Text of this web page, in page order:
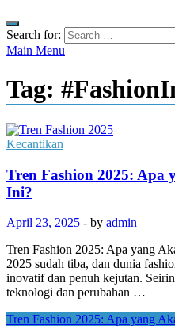
Search for:
Main Menu
Tag:
Kecantikan
Tren Fashion 2025: Apa
Ini?
April 23, 2025 - by admin
Tren Fashion 2025: Apa yang
2025 sudah tiba, dan dunia
inovatif dan penuh kejutan.
teknologi dan perubahan …
Tren Fashion 2025: Apa yang